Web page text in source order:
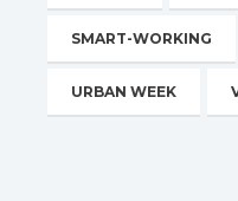
SMART-WORKING
URBAN WEEK